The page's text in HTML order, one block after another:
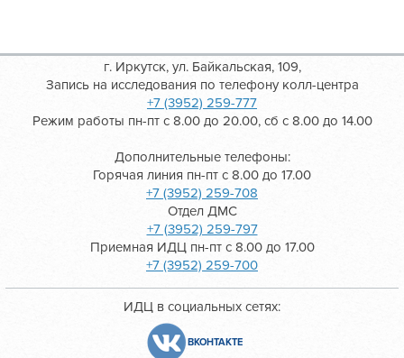
г. Иркутск, ул. Байкальская, 109,
Запись на исследования по телефону колл-центра
+7 (3952) 259-777
Режим работы пн-пт с 8.00 до 20.00, сб с 8.00 до 14.00
Дополнительные телефоны:
Горячая линия пн-пт с 8.00 до 17.00
+7 (3952) 259-708
Отдел ДМС
+7 (3952) 259-797
Приемная ИДЦ пн-пт с 8.00 до 17.00
+7 (3952) 259-700
ИДЦ в социальных сетях:
ВКОНТАКТЕ